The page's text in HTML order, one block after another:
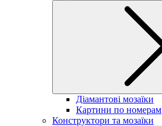
Діамантові мозаїки
Картини по номерам
Конструктори та мозаїки